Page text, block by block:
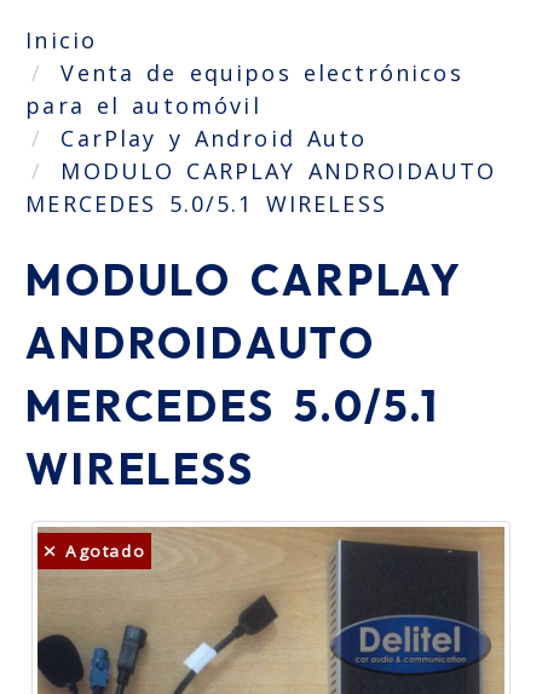
Inicio
Venta de equipos electrónicos
para el automóvil
CarPlay y Android Auto
MODULO CARPLAY ANDROIDAUTO
MERCEDES 5.0/5.1 WIRELESS
MODULO CARPLAY
ANDROIDAUTO
MERCEDES 5.0/5.1
WIRELESS
Agotado